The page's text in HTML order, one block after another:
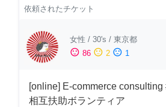
依頼されたチケット
女性 / 30's / 東京都
sentiment_satisfied 86 sentiment_neutral 2 sentiment_dissatisfied 1
[online] E-commerce
相互扶助ボランティア